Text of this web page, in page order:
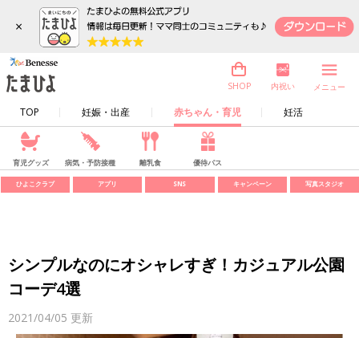
×
TOP 妊娠・出産 赤ちゃん・育児 妊活
SHOP 内祝い メニュー
育児グッズ 病気・予防接種 離乳食 優待パス
ひよこクラブ アプリ SNS キャンペーン 写真スタジオ
シンプルなのにオシャレすぎ！カジュアル公園
コーデ4選
2021/04/05 更新